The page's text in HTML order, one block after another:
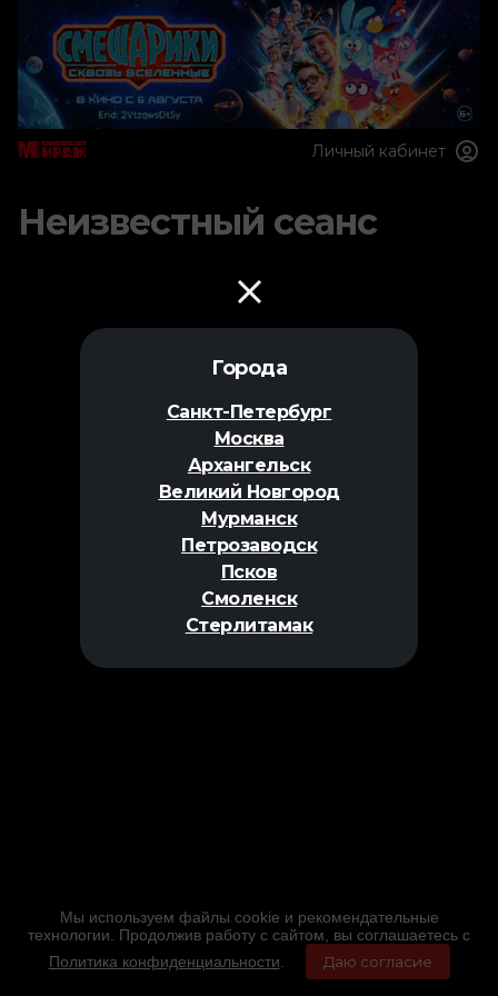
Города
Санкт-Петербург
Москва
Архангельск
Великий Новгород
Мурманск
Петрозаводск
Псков
Смоленск
Стерлитамак
Личный кабинет
Неизвестный сеанс
Мы используем файлы cookie и рекомендательные
технологии. Продолжив работу с сайтом, вы соглашаетесь с
Политика конфиденциальности
Даю согласие